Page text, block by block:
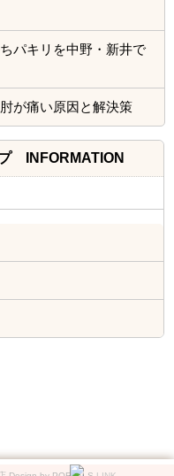
パキリを中野・新井で
が痛い原因と解決策
INFORMATION